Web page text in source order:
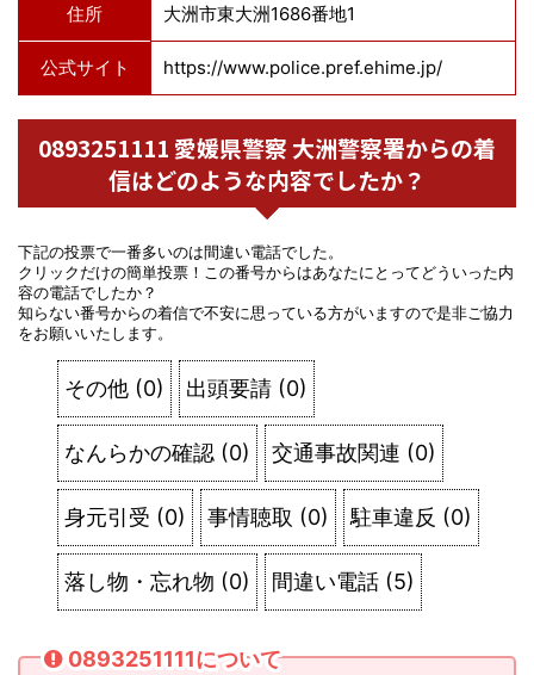
住所 大洲市東大洲1686番地1
公式サイト https://www.police.pref.ehime.jp/
0893251111 愛媛県警察 大洲警察署からの着
信はどのような内容でしたか？
下記の投票で一番多いのは間違い電話でした。
クリックだけの簡単投票！この番号からはあなたにとってどういった内
容の電話でしたか？
知らない番号からの着信で不安に思っている方がいますので是非ご協力
をお願いいたします。
その他 (0) 出頭要請 (0)
なんらかの確認 (0) 交通事故関連 (0)
身元引受 (0) 事情聴取 (0) 駐車違反 (0)
落し物・忘れ物 (0) 間違い電話 (5)
0893251111について